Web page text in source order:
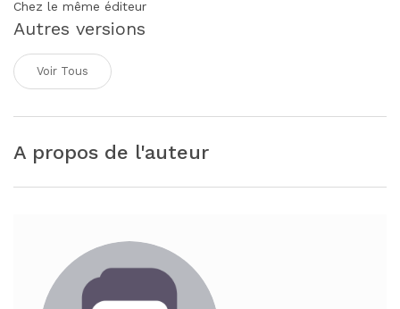
Chez le même éditeur
Autres versions
Voir Tous
A propos de l'auteur